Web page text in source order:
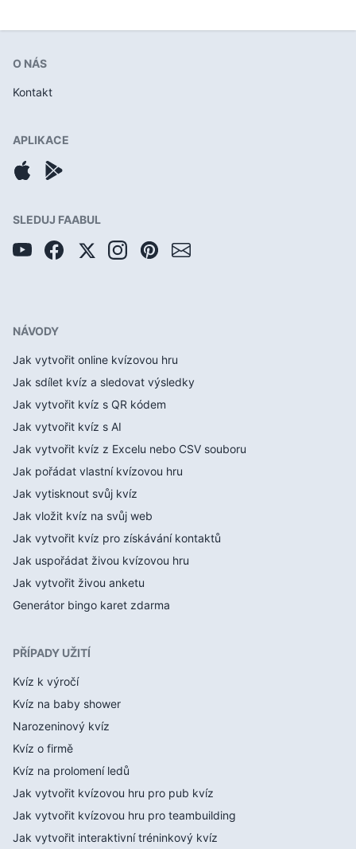
O NÁS
Kontakt
APLIKACE
SLEDUJ FAABUL
NÁVODY
Jak vytvořit online kvízovou hru
Jak sdílet kvíz a sledovat výsledky
Jak vytvořit kvíz s QR kódem
Jak vytvořit kvíz s AI
Jak vytvořit kvíz z Excelu nebo CSV souboru
Jak pořádat vlastní kvízovou hru
Jak vytisknout svůj kvíz
Jak vložit kvíz na svůj web
Jak vytvořit kvíz pro získávání kontaktů
Jak uspořádat živou kvízovou hru
Jak vytvořit živou anketu
Generátor bingo karet zdarma
PŘÍPADY UŽITÍ
Kvíz k výročí
Kvíz na baby shower
Narozeninový kvíz
Kvíz o firmě
Kvíz na prolomení ledů
Jak vytvořit kvízovou hru pro pub kvíz
Jak vytvořit kvízovou hru pro teambuilding
Jak vytvořit interaktivní tréninkový kvíz